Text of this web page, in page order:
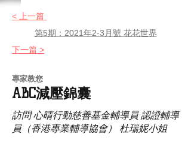
< 上一篇
第5期：2021年2-3月號 花花世界
下一篇 >
​專家教您​
ABC減壓錦囊
訪問 心晴行動慈善基金輔導員 認證輔導
員（香港專業輔導協會） 杜瑞妮小姐